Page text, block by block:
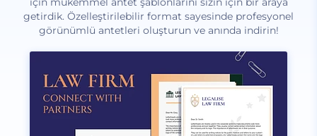
getirdik. Özelleştirilebilir format sayesinde profesyonel
görünümlü antetleri oluşturun ve anında indirin!